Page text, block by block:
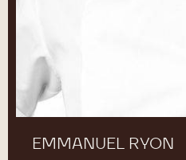
EMMANUEL RYON